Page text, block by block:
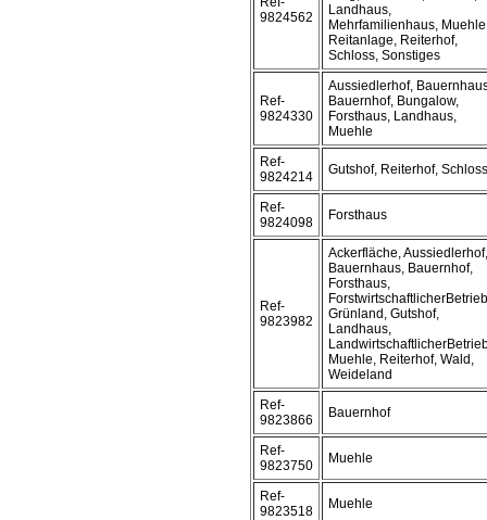
9824562
Landhaus,
Mehrfamilienhaus,
Reitanlage, Reiterhof,
Schloss, Sonstiges
Ref-
9824330
Aussiedlerhof,
Bauernhof, Bungalow,
Forsthaus, Landhaus,
Muehle
Ref-
9824214
Gutshof, Reiterhof, Schloss
Ref-
9824098
Forsthaus
Ref-
9823982
Ackerfläche, Aussiedlerhof,
Bauernhaus, Bauernhof,
Forsthaus,
Grünland, Gutshof,
Landhaus,
Muehle, Reiterhof, Wald,
Weideland
Ref-
9823866
Bauernhof
Ref-
9823750
Muehle
Ref-
9823518
Muehle